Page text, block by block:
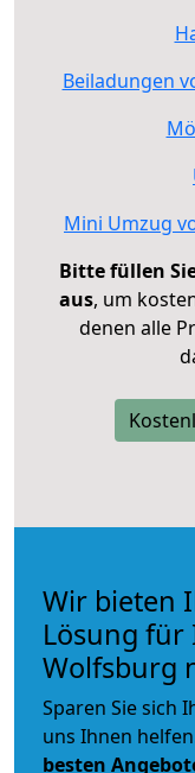
Beiladungen
Mini Umzug
Bitte füllen
aus, um
denen alle
Wir bieten
Lösung für
Wolfsburg
Sparen Sie sich
uns Ihnen
besten